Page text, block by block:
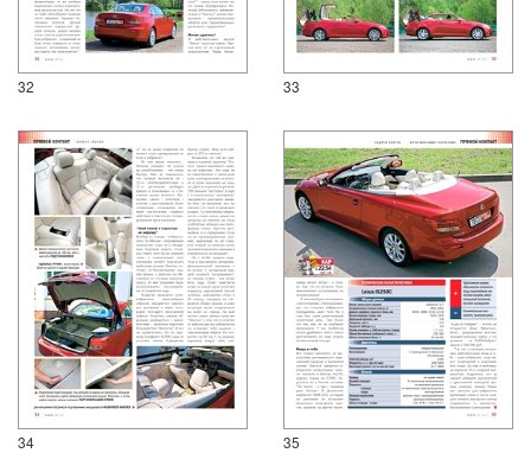
32 33
34 35